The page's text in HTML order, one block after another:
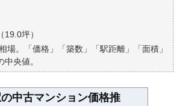
人口予想から検討しよう
らの不動産が買える？
坪）
場。「価格」「築数」「駅距離」「面積」
央値。
中古マンション価格推